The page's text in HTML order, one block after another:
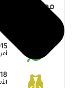
مواصفات أخري